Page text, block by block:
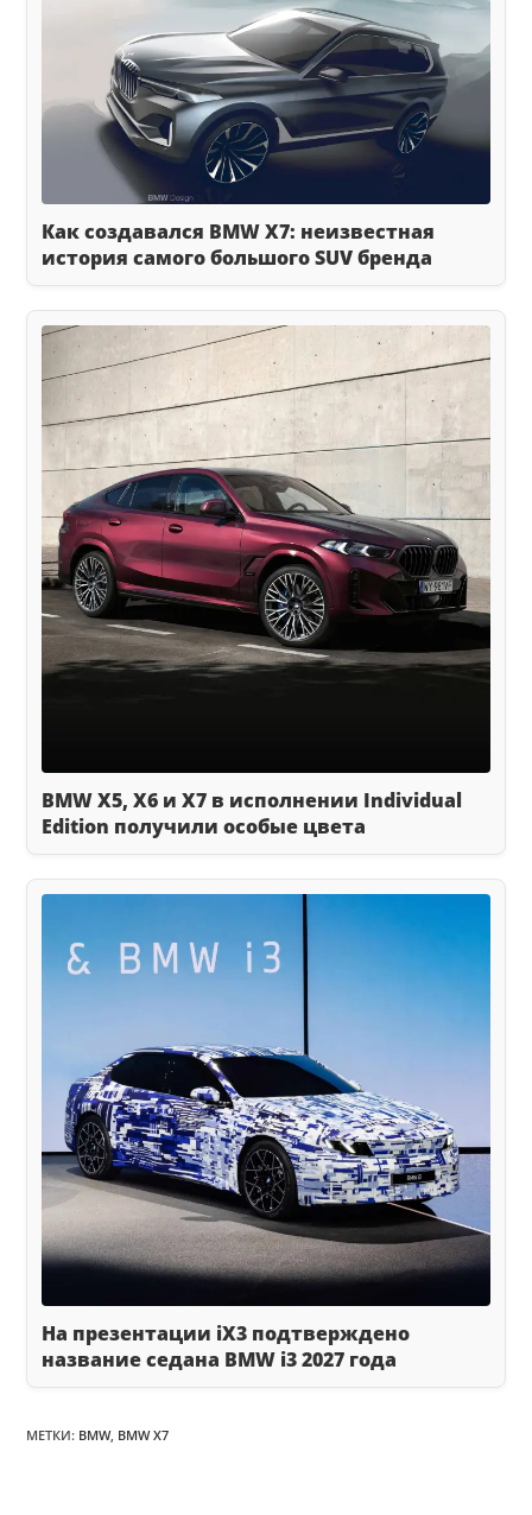
Как создавался BMW X7: неизвестная
история самого большого SUV бренда
BMW X5, X6 и X7 в исполнении Individual
Edition получили особые цвета
На презентации iX3 подтверждено
название седана BMW i3 2027 года
МЕТКИ: BMW, BMW X7